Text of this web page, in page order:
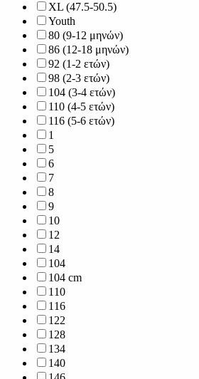
XL (47.5-50.5)
Youth
80 (9-12 μηνών)
86 (12-18 μηνών)
92 (1-2 ετών)
98 (2-3 ετών)
104 (3-4 ετών)
110 (4-5 ετών)
116 (5-6 ετών)
1
5
6
7
8
9
10
12
14
104
104 cm
110
116
122
128
134
140